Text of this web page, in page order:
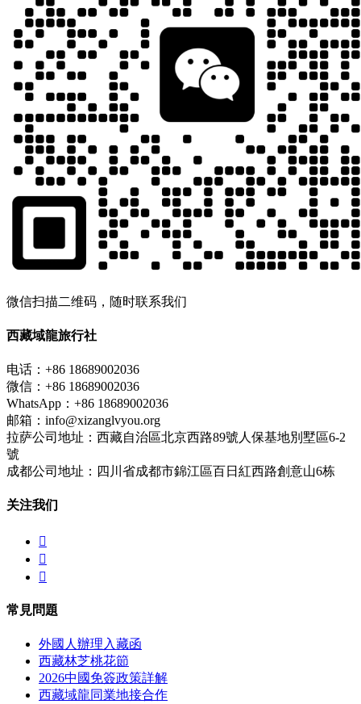
微信扫描二维码，随时联系我们
西藏域龍旅行社
电话：+86 18689002036
微信：+86 18689002036
WhatsApp：+86 18689002036
邮箱：info@xizanglvyou.org
拉萨公司地址：西藏自治區北京西路89號人保基地別墅區6-2
號
成都公司地址：四川省成都市錦江區百日紅西路創意山6栋
关注我们



常見問題
外國人辦理入藏函
西藏林芝桃花節
2026中國免簽政策詳解
西藏域龍同業地接合作